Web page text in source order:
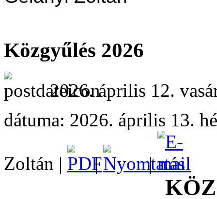
Közgyűlés 2026
2026. április 12.
dátuma: 2026. április 13.
Zoltán | | |